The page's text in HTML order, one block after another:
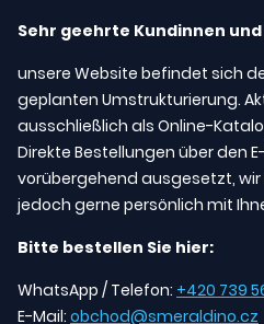
Sehr geehrte Kundinnen
unsere Website befindet sich
geplanten Umstrukturierung.
ausschließlich als Online-
Direkte Bestellungen über den
vorübergehend ausgesetzt,
jedoch gerne persönlich mit
Bitte bestellen Sie hier:
WhatsApp / Telefon: +420 739
E-Mail: obchod@smeraldino.cz